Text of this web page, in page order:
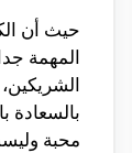
حيث أن
المهمة
بالسعادة
محبة